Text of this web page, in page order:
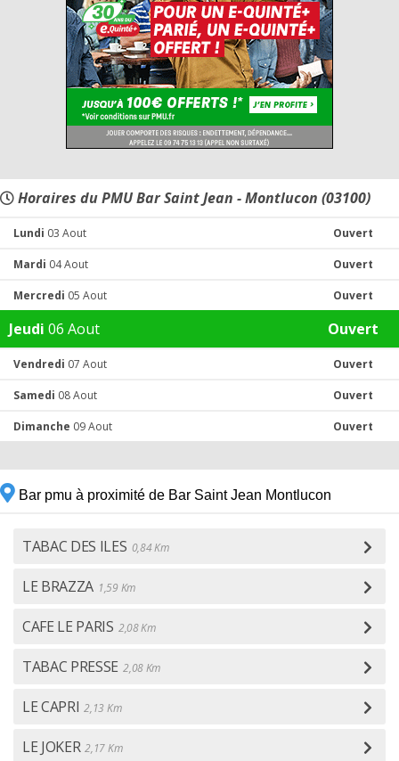
Horaires du PMU Bar Saint Jean - Montlucon (03100)
Lundi 03 Aout Ouvert
Mardi 04 Aout Ouvert
Mercredi 05 Aout Ouvert
Jeudi 06 Aout Ouvert
Vendredi 07 Aout Ouvert
Samedi 08 Aout Ouvert
Dimanche 09 Aout Ouvert
Bar pmu à proximité de Bar Saint Jean Montlucon
TABAC DES ILES 0,84 Km
LE BRAZZA 1,59 Km
CAFE LE PARIS 2,08 Km
TABAC PRESSE 2,08 Km
LE CAPRI 2,13 Km
LE JOKER 2,17 Km